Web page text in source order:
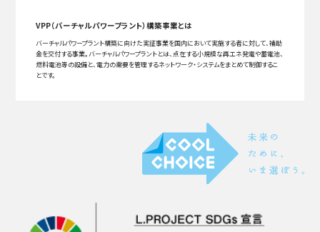
VPP（バーチャルパワープラント）構築事業とは
バーチャルパワープラント構築に向けた実証事業を国内において実施する者に対して、補助
金を交付する事業。バーチャルパワープラントとは、点在する小規模な再エネ発電や蓄電池、
燃料電池等の設備と、電力の需要を管理するネットワーク・システムをまとめて制御するこ
とです。